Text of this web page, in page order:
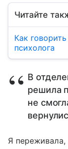
Читайте
Как
психолога
В
решила
не
Я переживала,